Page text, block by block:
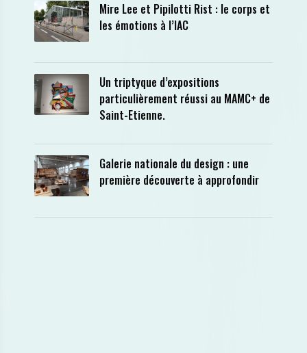
Mire Lee et Pipilotti Rist : le corps et
les émotions à l’IAC
Un triptyque d’expositions
particulièrement réussi au MAMC+ de
Saint-Etienne.
Galerie nationale du design : une
première découverte à approfondir